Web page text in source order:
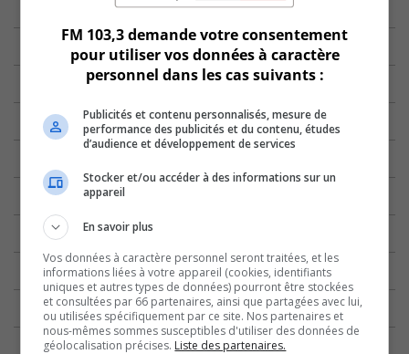
FM 103,3 demande votre consentement
pour utiliser vos données à caractère
personnel dans les cas suivants :
Publicités et contenu personnalisés, mesure de
performance des publicités et du contenu, études
d’audience et développement de services
Stocker et/ou accéder à des informations sur un
appareil
En savoir plus
Vos données à caractère personnel seront traitées, et les
informations liées à votre appareil (cookies, identifiants
uniques et autres types de données) pourront être stockées
et consultées par 66 partenaires, ainsi que partagées avec lui,
ou utilisées spécifiquement par ce site. Nos partenaires et
nous-mêmes sommes susceptibles d'utiliser des données de
géolocalisation précises. Liste des partenaires.